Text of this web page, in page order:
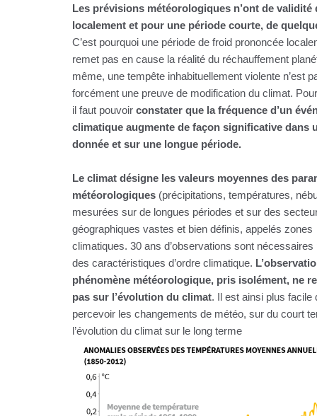
Les prévisions météorologiques n’ont de validité
localement et pour une période courte, de
C’est pourquoi une période de froid prononcée
remet pas en cause la réalité du réchauffement
même, une tempête inhabituellement violente n’est
forcément une preuve de modification du climat. Pour
il faut pouvoir constater que la fréquence d’un
climatique augmente de façon significative dans
donnée et sur une longue période.
Le climat désigne les valeurs moyennes des
météorologiques (précipitations, températures,
mesurées sur de longues périodes et sur des
géographiques vastes et bien définis, appelés zones
climatiques. 30 ans d’observations sont nécessaires
des caractéristiques d’ordre climatique.
phénomène météorologique, pris isolément, ne
pas sur l’évolution du climat. Il est ainsi plus facile
percevoir les changements de météo, sur du court
l’évolution du climat sur le long terme